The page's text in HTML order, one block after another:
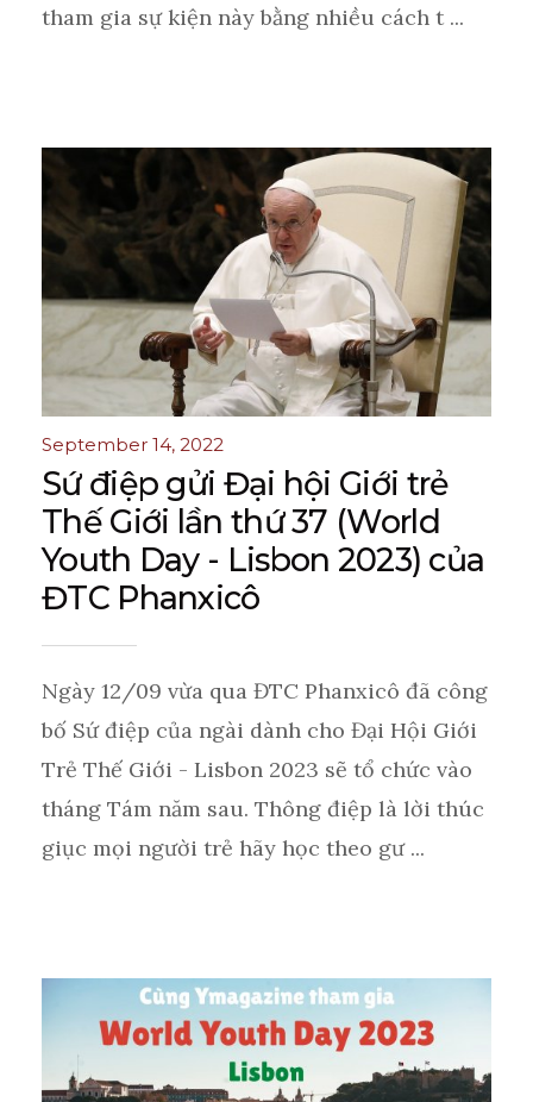
tham gia sự kiện này bằng nhiều cách t ...
September 14, 2022
Sứ điệp gửi Đại hội Giới trẻ
Thế Giới lần thứ 37 (World
Youth Day - Lisbon 2023) của
ĐTC Phanxicô
Ngày 12/09 vừa qua ĐTC Phanxicô đã công
bố Sứ điệp của ngài dành cho Đại Hội Giới
Trẻ Thế Giới - Lisbon 2023 sẽ tổ chức vào
tháng Tám năm sau. Thông điệp là lời thúc
giục mọi người trẻ hãy học theo gư ...